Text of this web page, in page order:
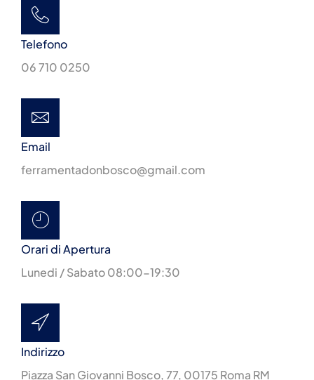
Telefono
06 710 0250
Email
ferramentadonbosco@gmail.com
Orari di Apertura
Lunedi / Sabato 08:00-19:30
Indirizzo
Piazza San Giovanni Bosco, 77, 00175 Roma RM